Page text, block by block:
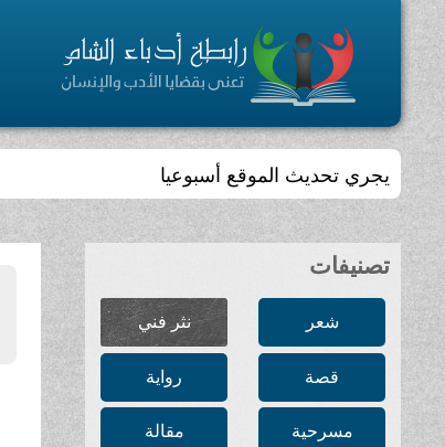
يجري تحديث الموقع أسبوعيا
تصنيفات
شعر نثر فني
قصة رواية
مسرحية مقالة